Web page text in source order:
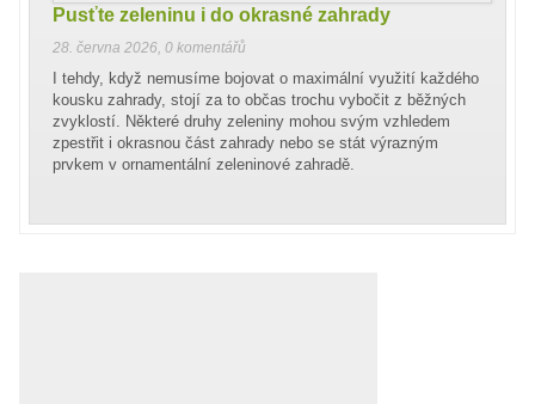
Pusťte zeleninu i do okrasné zahrady
28. června 2026 0 komentářů
I tehdy, když nemusíme bojovat o maximální využití každého
kousku zahrady, stojí za to občas trochu vybočit z běžných
zvyklostí. Některé druhy zeleniny mohou svým vzhledem
zpestřit i okrasnou část zahrady nebo se stát výrazným
prvkem v ornamentální zeleninové zahradě.